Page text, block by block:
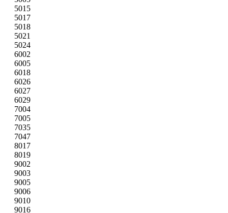
5015
5017
5018
5021
5024
6002
6005
6018
6026
6027
6029
7004
7005
7035
7047
8017
8019
9002
9003
9005
9006
9010
9016